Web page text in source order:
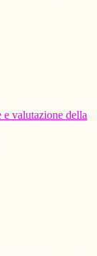
e valutazione della